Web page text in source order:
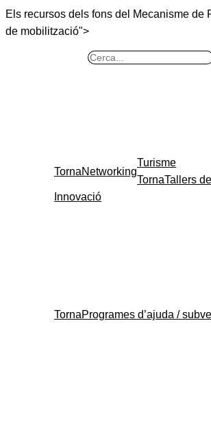
Els recursos dels fons del Mecanisme de
de mobilització">
B
TornaNetworking
Turisme
TornaTallers
Innovació
TornaProgrames d’ajuda /